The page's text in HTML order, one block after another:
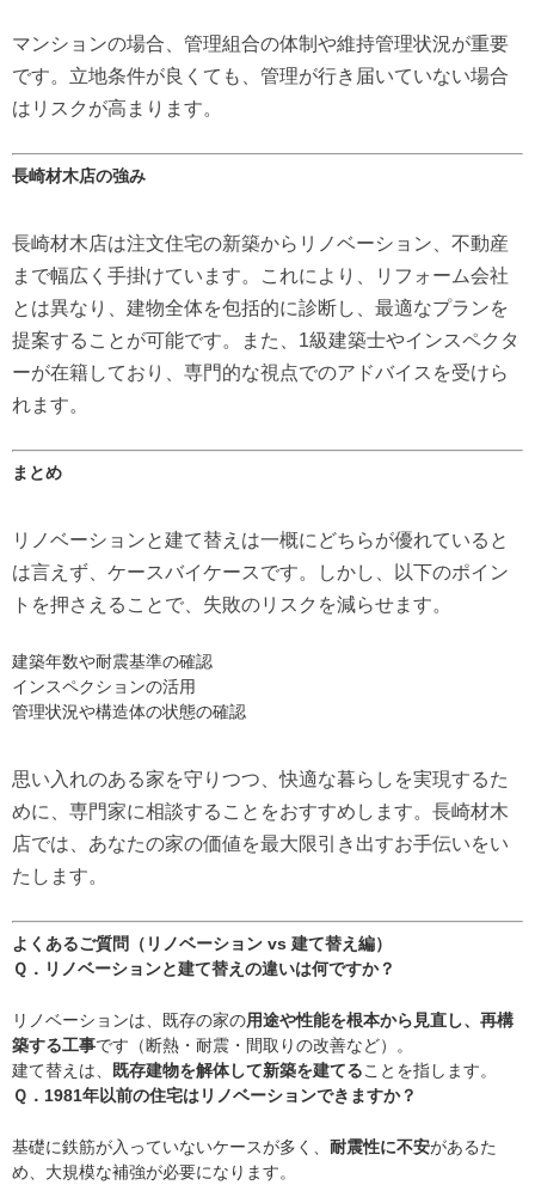
マンションの場合、管理組合の体制や維持管理状況が重要
です。立地条件が良くても、管理が行き届いていない場合
はリスクが高まります。
長崎材木店の強み
長崎材木店は注文住宅の新築からリノベーション、不動産
まで幅広く手掛けています。これにより、リフォーム会社
とは異なり、建物全体を包括的に診断し、最適なプランを
提案することが可能です。また、1級建築士やインスペクタ
ーが在籍しており、専門的な視点でのアドバイスを受けら
れます。
まとめ
リノベーションと建て替えは一概にどちらが優れていると
は言えず、ケースバイケースです。しかし、以下のポイン
トを押さえることで、失敗のリスクを減らせます。
建築年数や耐震基準の確認
インスペクションの活用
管理状況や構造体の状態の確認
思い入れのある家を守りつつ、快適な暮らしを実現するた
めに、専門家に相談することをおすすめします。長崎材木
店では、あなたの家の価値を最大限引き出すお手伝いをい
たします。
よくあるご質問（リノベーション vs 建て替え編）
Ｑ．リノベーションと建て替えの違いは何ですか？
リノベーションは、既存の家の用途や性能を根本から見直し、再構
築する工事です（断熱・耐震・間取りの改善など）。
建て替えは、
既存建物を解体して新築を建てることを指します。
Ｑ．1981年以前の住宅はリノベーションできますか？
基礎に鉄筋が入っていないケースが多く、 耐震性に不安があるた
め、大規模な補強が必要になります。